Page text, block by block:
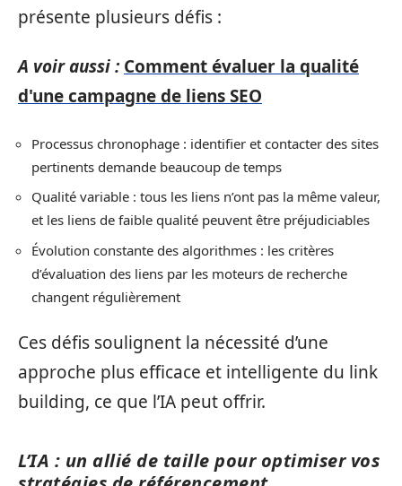
présente plusieurs défis :
A voir aussi : Comment évaluer la qualité
d'une campagne de liens SEO
Processus chronophage : identifier et contacter des sites
pertinents demande beaucoup de temps
Qualité variable : tous les liens n’ont pas la même valeur,
et les liens de faible qualité peuvent être préjudiciables
Évolution constante des algorithmes : les critères
d’évaluation des liens par les moteurs de recherche
changent régulièrement
Ces défis soulignent la nécessité d’une
approche plus efficace et intelligente du link
building, ce que l’IA peut offrir.
L’IA : un allié de taille pour optimiser vos